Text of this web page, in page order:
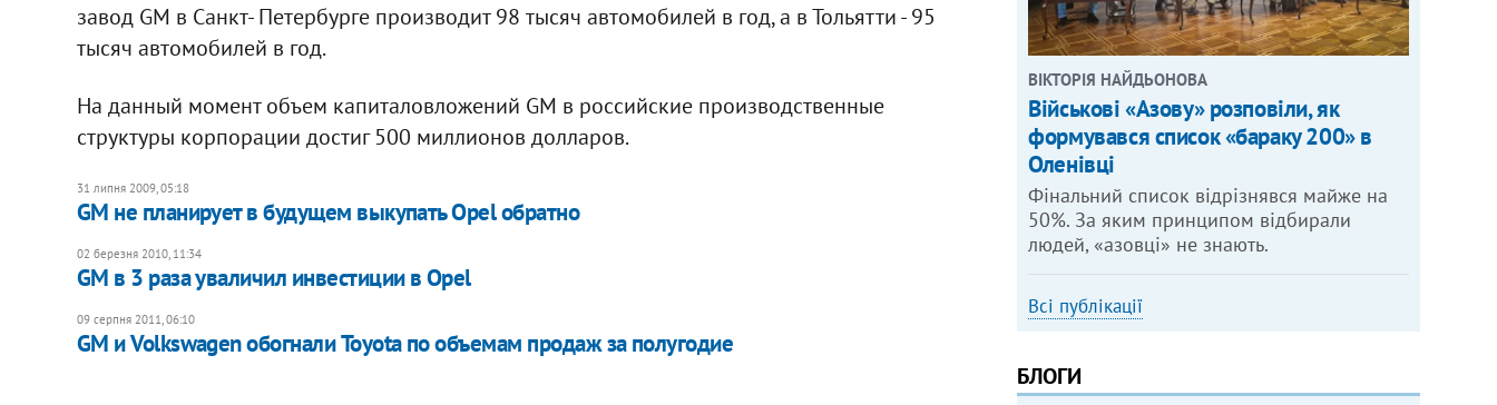
завод GM в Санкт- Петербурге производит 98 тысяч автомобилей в год, а в Тольятти - 95
тысяч автомобилей в год.
На данный момент объем капиталовложений GM в российские производственные
структуры корпорации достиг 500 миллионов долларов.
31 липня 2009, 05:18
GM не планирует в будущем выкупать Opel обратно
02 березня 2010, 11:34
GM в 3 раза уваличил инвестиции в Opel
09 серпня 2011, 06:10
GM и Volkswagen обогнали Toyota по объемам продаж за полугодие
ВІКТОРІЯ НАЙДЬОНОВА
Військові «Азову» розповіли, як
формувався список «бараку 200» в
Оленівці
Фінальний список відрізнявся майже на
50%. За яким принципом відбирали
людей, «азовці» не знають.
Всі публікації
БЛОГИ